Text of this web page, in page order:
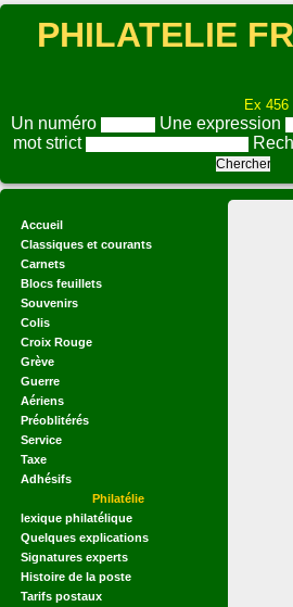
PHILATELIE
Ex 456
Un numéro Une expression
mot strict
Accueil
Classiques et courants
Carnets
Blocs feuillets
Souvenirs
Colis
Croix Rouge
Grève
Guerre
Aériens
Préoblitérés
Service
Taxe
Adhésifs
Philatélie
lexique philatélique
Quelques explications
Signatures experts
Histoire de la poste
Tarifs postaux